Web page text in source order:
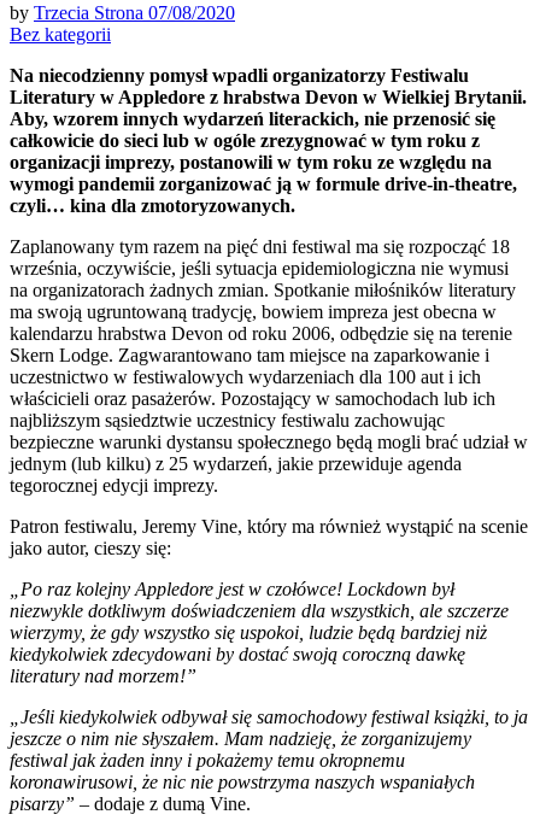
by Trzecia Strona 07/08/2020
Bez kategorii
Na niecodzienny pomysł wpadli organizatorzy Festiwalu
Literatury w Appledore z hrabstwa Devon w Wielkiej Brytanii.
Aby, wzorem innych wydarzeń literackich, nie przenosić się
całkowicie do sieci lub w ogóle zrezygnować w tym roku z
organizacji imprezy, postanowili w tym roku ze względu na
wymogi pandemii zorganizować ją w formule drive-in-theatre,
czyli… kina dla zmotoryzowanych.
Zaplanowany tym razem na pięć dni festiwal ma się rozpocząć 18
września, oczywiście, jeśli sytuacja epidemiologiczna nie wymusi
na organizatorach żadnych zmian. Spotkanie miłośników literatury
ma swoją ugruntowaną tradycję, bowiem impreza jest obecna w
kalendarzu hrabstwa Devon od roku 2006, odbędzie się na terenie
Skern Lodge. Zagwarantowano tam miejsce na zaparkowanie i
uczestnictwo w festiwalowych wydarzeniach dla 100 aut i ich
właścicieli oraz pasażerów. Pozostający w samochodach lub ich
najbliższym sąsiedztwie uczestnicy festiwalu zachowując
bezpieczne warunki dystansu społecznego będą mogli brać udział w
jednym (lub kilku) z 25 wydarzeń, jakie przewiduje agenda
tegorocznej edycji imprezy.
Patron festiwalu, Jeremy Vine, który ma również wystąpić na scenie
jako autor, cieszy się:
„Po raz kolejny Appledore jest w czołówce! Lockdown był
niezwykle dotkliwym doświadczeniem dla wszystkich, ale szczerze
wierzymy, że gdy wszystko się uspokoi, ludzie będą bardziej niż
kiedykolwiek zdecydowani by dostać swoją coroczną dawkę
literatury nad morzem!”
„Jeśli kiedykolwiek odbywał się samochodowy festiwal książki, to ja
jeszcze o nim nie słyszałem. Mam nadzieję, że zorganizujemy
festiwal jak żaden inny i pokażemy temu okropnemu
koronawirusowi, że nic nie powstrzyma naszych wspaniałych
pisarzy” – dodaje z dumą Vine.